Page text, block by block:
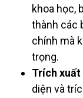
khoa học,
thành các
chính mà
trọng.
Trích
diện và